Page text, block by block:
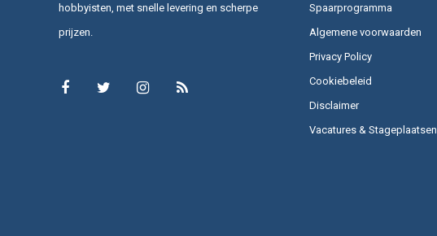
hobbyisten, met snelle levering en scherpe
prijzen.
Spaarprogramma
Algemene voorwaarden
Privacy Policy
Cookiebeleid
Disclaimer
Vacatures & Stageplaatsen